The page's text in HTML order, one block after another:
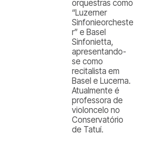
orquestras como
“Luzerner
Sinfonieorcheste
r” e Basel
Sinfonietta,
apresentando-
se como
recitalista em
Basel e Lucerna.
Atualmente é
professora de
violoncelo no
Conservatório
de Tatuí.